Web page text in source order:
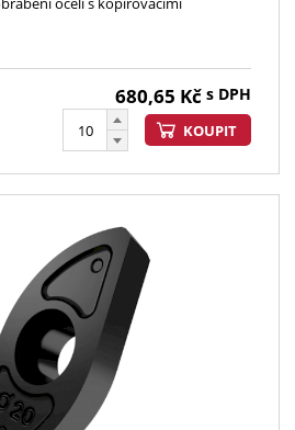
680,65 Kč s DPH
KOUPIT